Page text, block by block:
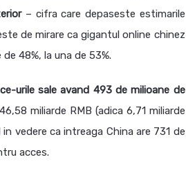
– cifra care depaseste estimarile
de mirare ca gigantul online chinez
48%, la una de 53%.
urile sale avand 493 de milioane de
miliarde RMB (adica 6,71 miliarde
vedere ca intreaga China are 731 de
acces.